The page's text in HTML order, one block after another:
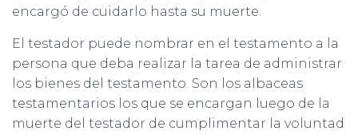
encargó de cuidarlo hasta su muerte.
El testador puede nombrar en el testamento a la
persona que deba realizar la tarea de administrar
los bienes del testamento. Son los albaceas
testamentarios los que se encargan luego de la
muerte del testador de cumplimentar la voluntad